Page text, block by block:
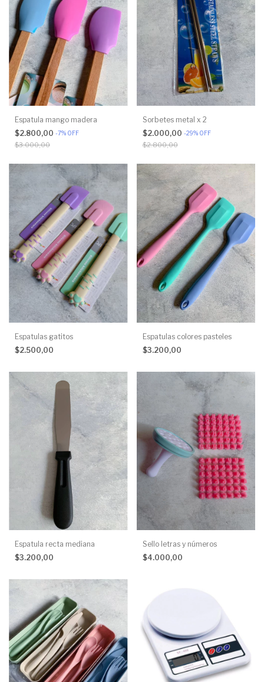
Espatula mango madera
$2.800,00 -7% OFF
$3.000,00
Sorbetes metal x 2
$2.000,00 -29% OFF
$2.800,00
Espatulas gatitos
$2.500,00
Espatulas colores pasteles
$3.200,00
Espatula recta mediana
$3.200,00
Sello letras y números
$4.000,00